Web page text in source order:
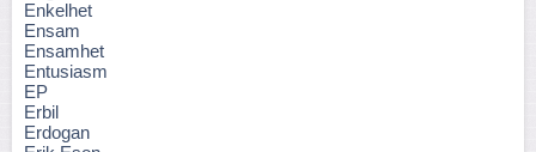
Enkelhet
Ensam
Ensamhet
Entusiasm
EP
Erbil
Erdogan